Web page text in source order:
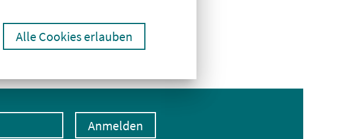
Alle Cookies erlauben
Anmelden